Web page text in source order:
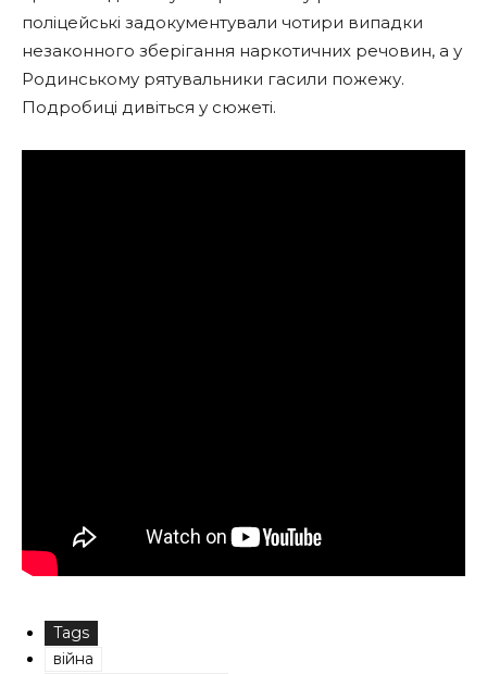
поліцейські задокументували чотири випадки
незаконного зберігання наркотичних речовин, а у
Родинському рятувальники гасили пожежу.
Подробиці дивіться у сюжеті.
Tags
війна